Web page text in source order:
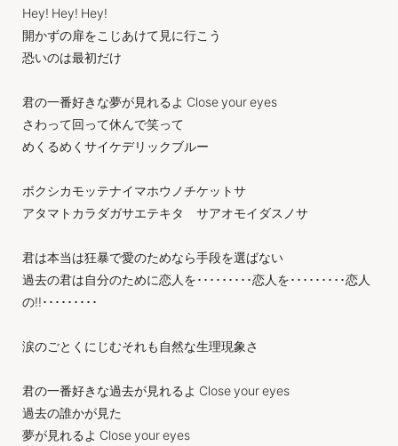
Hey! Hey! Hey!
開かずの扉をこじあけて見に行こう
恐いのは最初だけ
君の一番好きな夢が見れるよ Close your eyes
さわって回って休んで笑って
めくるめくサイケデリックブルー
ボクシカモッテナイマホウノチケットサ
アタマトカラダガサエテキタ サアオモイダスノサ
君は本当は狂暴で愛のためなら手段を選ばない
過去の君は自分のために恋人を･････････恋人を･････････恋人
の!!･････････
涙のごとくにじむそれも自然な生理現象さ
君の一番好きな過去が見れるよ Close your eyes
過去の誰かが見た
夢が見れるよ Close your eyes